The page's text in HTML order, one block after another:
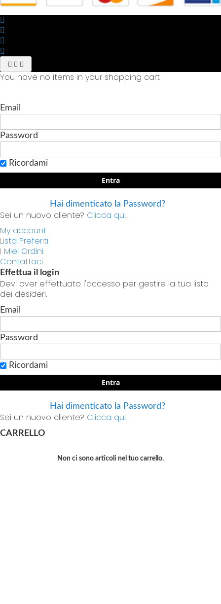
You have no items in your shopping cart
Email
Password
Ricordami
Entra
Hai dimenticato la Password?
Sei un nuovo cliente? Clicca qui.
My account
Lista Preferiti
I Miei Ordini
Contattaci
Effettua il login
Devi aver effettuato l'accesso per gestire la tua lista
dei desideri.
Email
Password
Ricordami
Entra
Hai dimenticato la Password?
Sei un nuovo cliente? Clicca qui.
CARRELLO
Non ci sono articoli nel tuo carrello.